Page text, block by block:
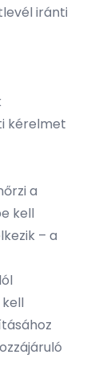
iránti
kérelmet
a
kell
– a